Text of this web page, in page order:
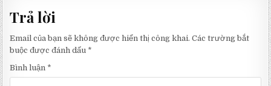
viết
Trả lời
Email của bạn sẽ không được hiển thị công khai. Các trường bắt
buộc được đánh dấu *
Bình luận *